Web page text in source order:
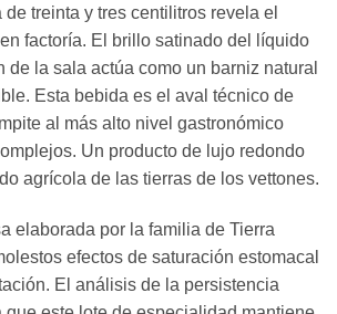
treinta y tres centilitros revela el
factoría. El brillo satinado del líquido
de la sala actúa como un barniz natural
Esta bebida es el aval técnico de
al más alto nivel gastronómico
Un producto de lujo redondo
agrícola de las tierras de los vettones.
elaborada por la familia de Tierra
efectos de saturación estomacal
El análisis de la persistencia